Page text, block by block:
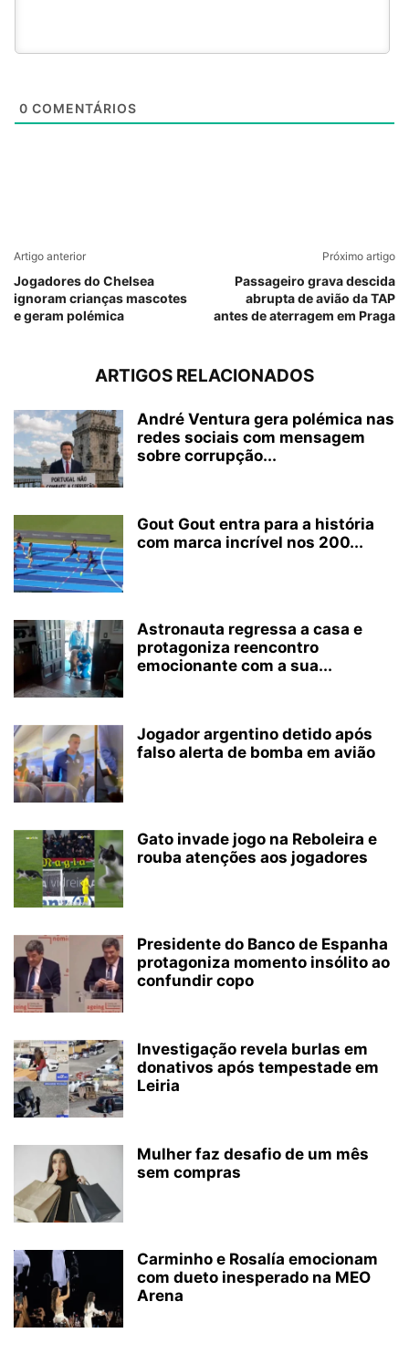
0 COMENTÁRIOS
Artigo anterior
Jogadores do Chelsea
ignoram crianças mascotes
e geram polémica
Próximo artigo
Passageiro grava descida
abrupta de avião da TAP
antes de aterragem em Praga
ARTIGOS RELACIONADOS
André Ventura gera polémica nas
redes sociais com mensagem
sobre corrupção...
Gout Gout entra para a história
com marca incrível nos 200...
Astronauta regressa a casa e
protagoniza reencontro
emocionante com a sua...
Jogador argentino detido após
falso alerta de bomba em avião
Gato invade jogo na Reboleira e
rouba atenções aos jogadores
Presidente do Banco de Espanha
protagoniza momento insólito ao
confundir copo
Investigação revela burlas em
donativos após tempestade em
Leiria
Mulher faz desafio de um mês
sem compras
Carminho e Rosalía emocionam
com dueto inesperado na MEO
Arena